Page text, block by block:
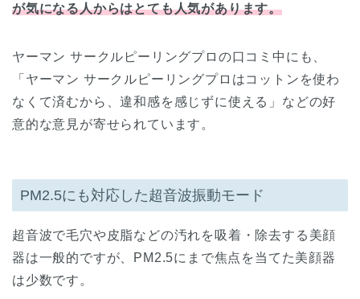
が気になる人からはとても人気があります。
ヤーマン サークルピーリングプロの口コミ中にも、
「ヤーマン サークルピーリングプロはコットンを使わ
なくて済むから、違和感を感じずに使える」などの好
意的な意見が寄せられています。
PM2.5にも対応した超音波振動モード
超音波で毛穴や皮脂などの汚れを吸着・除去する美顔
器は一般的ですが、PM2.5にまで焦点を当てた美顔器
は少数です。